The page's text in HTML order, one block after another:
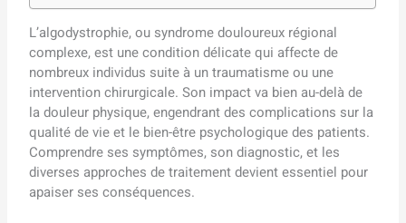
L’algodystrophie, ou syndrome douloureux régional
complexe, est une condition délicate qui affecte de
nombreux individus suite à un traumatisme ou une
intervention chirurgicale. Son impact va bien au-delà de
la douleur physique, engendrant des complications sur la
qualité de vie et le bien-être psychologique des patients.
Comprendre ses symptômes, son diagnostic, et les
diverses approches de traitement devient essentiel pour
apaiser ses conséquences.